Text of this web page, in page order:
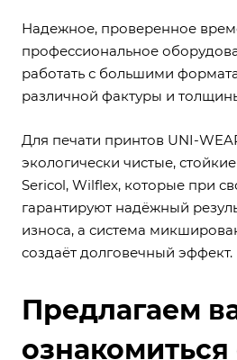
Надежное, проверенное
профессиональное
работать с большими
различной фактуры и
Для печати принтов UNI-
экологически чистые,
Sericol, Wilflex, которые при
гарантируют надёжный
износа, а система
создаёт долговечный эффект.
Предлагаем